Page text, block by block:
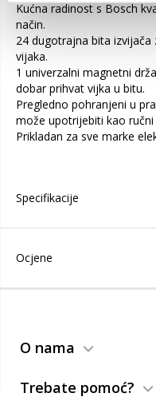
Kućna radinost s Bosch
način.
24 dugotrajna bita izvijača
vijaka.
1 univerzalni magnetni
dobar prihvat vijka u bitu.
Pregledno pohranjeni u
može upotrijebiti kao ručni
Prikladan za sve marke
Specifikacije
Ocjene
O nama
Trebate pomoć?